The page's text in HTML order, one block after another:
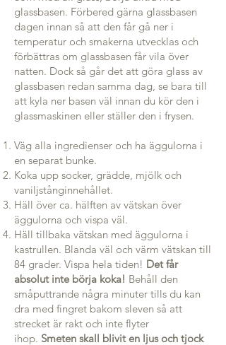
glassbasen. Förbered gärna glassbasen
dagen innan så att den får gå ner i
temperatur och smakerna utvecklas och
förbättras om glassbasen får vila över
natten. Dock så går det att göra glass av
glassbasen redan samma dag, se bara till
att kyla ner basen väl innan du kör den i
glassmaskinen eller ställer den i frysen.
Väg alla ingredienser och ha äggulorna i
en separat bunke.
Koka upp socker, grädde, mjölk och
vaniljstånginnehållet.
Häll över ca. hälften av vätskan över
äggulorna och vispa väl.
Häll tillbaka vätskan med äggulorna i
kastrullen. Blanda väl och värm vätskan till
84 grader. Vispa hela tiden! Det får
absolut inte börja koka! Behåll den
småputtrande några minuter tills du kan
dra med fingret bakom sleven så att
strecket är rakt och inte flyter
ihop. Smeten skall blivit en ljus och tjock